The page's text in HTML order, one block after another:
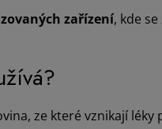
zařízení, kde
ze které vznikají